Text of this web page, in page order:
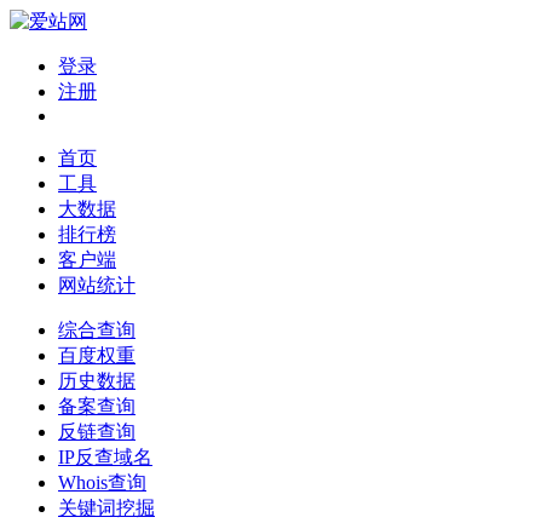
登录
注册
首页
工具
大数据
排行榜
客户端
网站统计
综合查询
百度权重
历史数据
备案查询
反链查询
IP反查域名
Whois查询
关键词挖掘